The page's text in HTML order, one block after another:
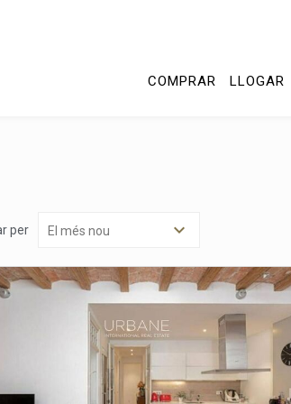
COMPRAR LLOGAR
per